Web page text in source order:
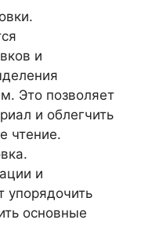
и
Это позволяет
и облегчить
чтение.
и
упорядочить
основные